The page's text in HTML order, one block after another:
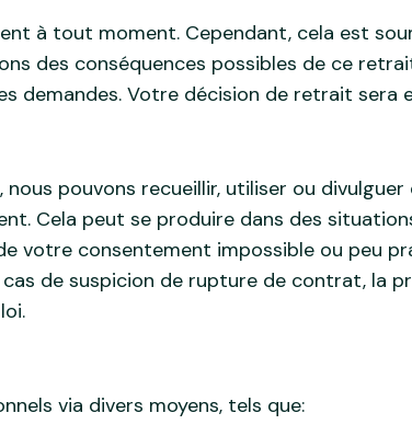
à tout moment. Cependant, cela est
des conséquences possibles de ce
Votre décision de retrait sera
pouvons recueillir, utiliser ou
Cela peut se produire dans des
votre consentement impossible ou peu
de suspicion de rupture de contrat, la
via divers moyens, tels que: